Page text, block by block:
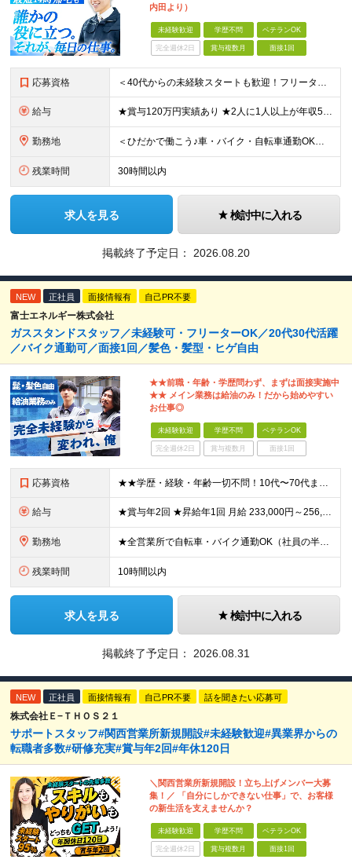
内田より）
未経験歓迎 学歴不問 ベテランOK
完全週休2日 賞与複数月 面接1回
応募資格 ＜40代からの未経験スタートも歓迎！フリーターでもOK＞ type経由での入社者多数！ほぼ全員未経験スタートです◎ ★自己PR＆志望理由必要ナシ ★応募者全員面接 ★未経験OK ★社会人経験初めても
給与 ★賞与120万円実績あり ★2人に1人以上が年収500万円以上 （今後年収500万円以上の層はさらに増える予定。年収500万円以下は多くが直近入社者） ★賞与支給実績120万円あり ★免許取得にかかる
勤務地 ＜ひだかで働こう♪車・バイク・自転車通勤OK！埼玉エリア勤務＞ 埼玉県日高市大字田波目581-3（日高市役所の近く） └転勤なし！ └通勤費上限3万円まで支給 └駐車場完備 【社員の方のお住まい先】
残業時間 30時間以内
求人を見る 検討中に入れる
掲載終了予定日： 2026.08.20
NEW 正社員 面接情報有 自己PR不要
富士エネルギー株式会社
ガススタンドスタッフ／未経験可・フリーターOK／20代30代活躍
／バイク通勤可／面接1回／髪色・髪型・ヒゲ自由
★★前職・年齢・学歴問わず、まずは面接実施中
★★ メイン業務は給油のみ！だから始めやすい
お仕事◎
未経験歓迎 学歴不問 ベテランOK
完全週休2日 賞与複数月 面接1回
応募資格 ★★学歴・経験・年齢一切不問！10代〜70代まで活躍中★★ ■未経験歓迎 ■第二新卒歓迎・ブランクOK 人物重視の採用です！元気な挨拶ができる方、安定した環境で長く働きたい方を歓迎します。
給与 ★賞与年2回 ★昇給年1回 月給 233,000円～256,000円 +（各種手当）+（賞与年2回） ※経験、能力等を考慮の上、決定！月収30万円以上も可能です ※経験者の方は優遇します ※3ヶ月の
勤務地 ★全営業所で自転車・バイク通勤OK（社員の半数がバイクで通勤） 【目黒営業所】 東京都目黒区目黒1-24-2 【五反田営業所】 東京都品川区大崎5-1-2 【中野営業所 新宿スタンド】 東京都中
残業時間 10時間以内
求人を見る 検討中に入れる
掲載終了予定日： 2026.08.31
NEW 正社員 面接情報有 自己PR不要 話を聞きたい応募可
株式会社Ｅ−ＴＨＯＳ２１
サポートスタッフ#関西営業所新規開設#未経験歓迎#異業界からの
転職者多数#研修充実#賞与年2回#年休120日
＼関西営業所新規開設！立ち上げメンバー大募
集！／ 「自分にしかできない仕事」で、お客様
の新生活を支えませんか？
未経験歓迎 学歴不問 ベテランOK
完全週休2日 賞与複数月 面接1回